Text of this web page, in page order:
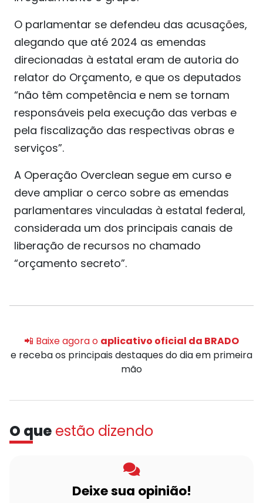
O parlamentar se defendeu das acusações,
alegando que até 2024 as emendas
direcionadas à estatal eram de autoria do
relator do Orçamento, e que os deputados
“não têm competência e nem se tornam
responsáveis pela execução das verbas e
pela fiscalização das respectivas obras e
serviços”.
A Operação Overclean segue em curso e
deve ampliar o cerco sobre as emendas
parlamentares vinculadas à estatal federal,
considerada um dos principais canais de
liberação de recursos no chamado
“orçamento secreto”.
📲 Baixe agora o aplicativo oficial da BRADO
e receba os principais destaques do dia em primeira
mão
O que estão dizendo
Deixe sua opinião!